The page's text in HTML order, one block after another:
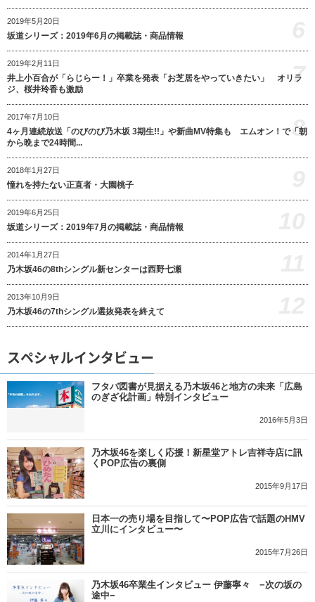
2019年5月20日
坂道シリーズ：2019年6月の掲載誌・商品情報
2019年2月11日
井上小百合が「らじらー！」卒業を発表「お芝居をやっていきたい」 オリラ
ジ、桜井玲香も激励
7
2017年7月10日
4ヶ月連続放送「のびのび乃木坂 3期生!!」や新曲MV特集も エムオン！で「朝
から晩まで24時間...
8
2018年1月27日
憧れを持たない正直者・大園桃子
2019年6月25日
坂道シリーズ：2019年7月の掲載誌・商品情報
2014年1月27日
乃木坂46の8thシングル新センターは西野七瀬
2013年10月9日
乃木坂46の7thシングル選抜発表を終えて
スペシャルインタビュー
フタバ図書が見据える乃木坂46と地方の未来「広島
のぎざ化計画」特別インタビュー
2016年5月3日
乃木坂46を楽しく応援！新星堂アトレ吉祥寺店に訊
くPOP広告の裏側
2015年9月17日
日本一の売り場を目指して〜POP広告で話題のHMV
立川にインタビュー〜
2015年7月26日
乃木坂46卒業生インタビュー 伊藤寧々 −次の坂の
途中−